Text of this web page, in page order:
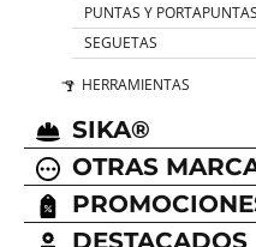
PUNTAS Y PORTAPUNTAS
SEGUETAS
HERRAMIENTAS
SIKA®
OTRAS
DESTACADOS